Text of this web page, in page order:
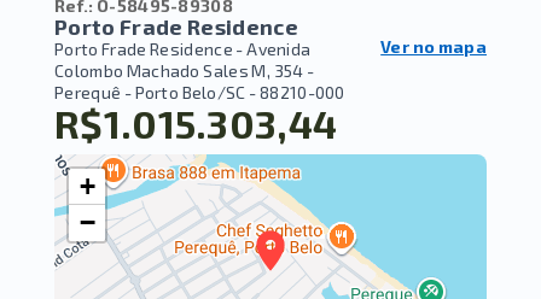
Ref.: O-58495-89308
Porto Frade Residence
Porto Frade Residence -Avenida
Colombo Machado Sales M, 354 -
Perequê - Porto Belo/SC - 88210-000
Ver no mapa
R$1.015.303,44
+
−